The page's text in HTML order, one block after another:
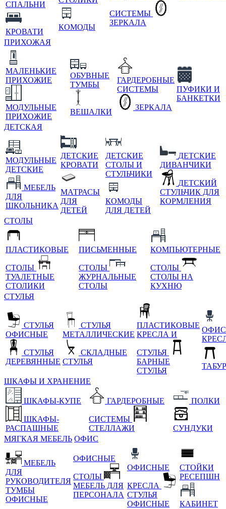
СПАЛЬНИ
КРОВАТИ
КОМОДЫ
СИСТЕМЫ
ЗЕРКАЛА
ПРИХОЖАЯ
МАЛЕНЬКИЕ
ПРИХОЖИЕ
МОДУЛЬНЫЕ
ПРИХОЖИЕ
ОБУВНЫЕ
ТУМБЫ
ВЕШАЛКИ
ГАРДЕРОБНЫЕ
СИСТЕМЫ
ЗЕРКАЛА
ПУФИКИ И
БАНКЕТКИ
ДЕТСКАЯ
МОДУЛЬНЫЕ
ДЕТСКИЕ
МЕБЕЛЬ
ДЛЯ
ШКОЛЬНИКА
ДЕТСКИЕ
КРОВАТИ
МАТРАСЫ
ДЛЯ
ДЕТЕЙ
ДЕТСКИЕ
СТОЛЫ И
СТУЛЬЧИКИ
КОМОДЫ
ДЛЯ ДЕТЕЙ
ДЕТСКИЕ
ДИВАНЧИКИ
ДЕТСКИЙ
СТУЛЬЧИК ДЛЯ
КОРМЛЕНИЯ
СТОЛЫ
ПЛАСТИКОВЫЕ
СТОЛЫ
ТУАЛЕТНЫЕ
СТОЛИКИ
ПИСЬМЕННЫЕ
СТОЛЫ
ЖУРНАЛЬНЫЕ
СТОЛЫ
КОМПЬЮТЕРНЫЕ
СТОЛЫ
СТОЛЫ НА
КУХНЮ
СТУЛЬЯ
СТУЛЬЯ
ОФИСНЫЕ
СТУЛЬЯ
ДЕРЕВЯННЫЕ
СТУЛЬЯ
МЕТАЛЛИЧЕСКИЕ
СКЛАДНЫЕ
СТУЛЬЯ
ПЛАСТИКОВЫЕ
КРЕСЛА И
СТУЛЬЯ
БАРНЫЕ
СТУЛЬЯ
ШКАФЫ И ХРАНЕНИЕ
ШКАФЫ-КУПЕ
ШКАФЫ-
РАСПАШНЫЕ
ГАРДЕРОБНЫЕ
СИСТЕМЫ
СТЕЛЛАЖИ
ПОЛКИ
СУНДУКИ
МЯГКАЯ МЕБЕЛЬ ОФИС
МЕБЕЛЬ
ДЛЯ
РУКОВОДИТЕЛЯ
ТУМБЫ
ОФИСНЫЕ
ОФИСНЫЕ
СТОЛЫ
МЕБЕЛЬ ДЛЯ
ПЕРСОНАЛА
ОФИСНЫЕ
КРЕСЛА
СТУЛЬЯ
ОФИСНЫЕ
СТОЙКИ
РЕСЕПШН
КАБИНЕТ